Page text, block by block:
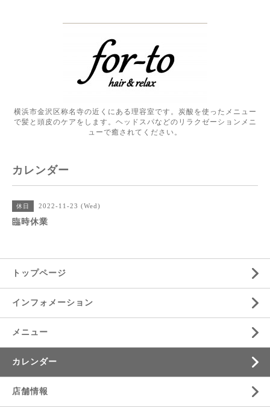
横浜市金沢区称名寺の近くにある理容室です。炭酸を使ったメニュー
で髪と頭皮のケアをします。ヘッドスパなどのリラクゼーションメニ
ューで癒されてください。
カレンダー
休日 2022-11-23 (Wed)
臨時休業
トップページ
インフォメーション
メニュー
カレンダー
店舗情報